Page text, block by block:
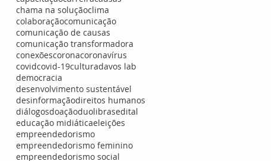
chama na soluçãoclima
colaboraçãocomunicação
comunicação de causas
comunicação transformadora
conexõescoronacoronavírus
covidcovid-19culturadavos lab
democracia
desenvolvimento sustentável
desinformaçãodireitos humanos
diálogosdoaçãoduolibrasedital
educação midiáticaeleições
empreendedorismo
empreendedorismo feminino
empreendedorismo social